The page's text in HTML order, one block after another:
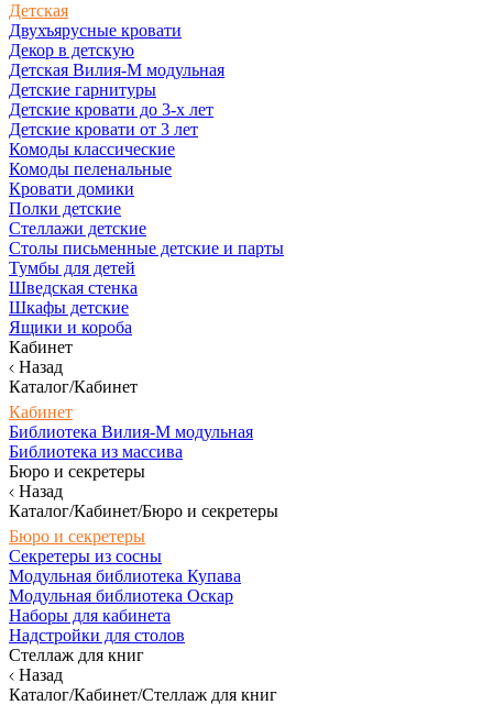
Детская
Двухъярусные кровати
Декор в детскую
Детская Вилия-М модульная
Детские гарнитуры
Детские кровати до 3-х лет
Детские кровати от 3 лет
Комоды классические
Комоды пеленальные
Кровати домики
Полки детские
Стеллажи детские
Столы письменные детские и парты
Тумбы для детей
Шведская стенка
Шкафы детские
Ящики и короба
Кабинет
Назад
Каталог/Кабинет
Кабинет
Библиотека Вилия-М модульная
Библиотека из массива
Бюро и секретеры
Назад
Каталог/Кабинет/Бюро и секретеры
Бюро и секретеры
Секретеры из сосны
Модульная библиотека Купава
Модульная библиотека Оскар
Наборы для кабинета
Надстройки для столов
Стеллаж для книг
Назад
Каталог/Кабинет/Стеллаж для книг